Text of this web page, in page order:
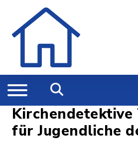
für Jugendliche